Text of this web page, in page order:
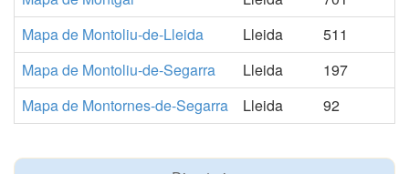
Mapa de Montoliu-de-Lleida
Lleida
511
Mapa de Montoliu-de-Segarra
Lleida
197
Mapa de Montornes-de-Segarra
Lleida 92